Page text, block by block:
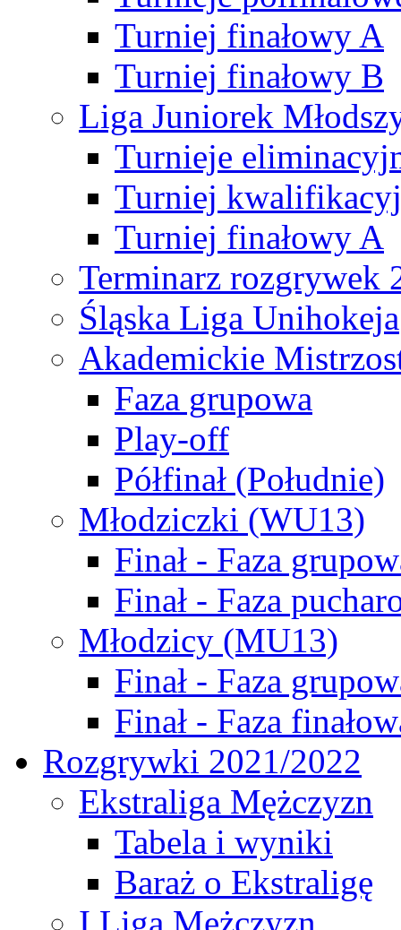
Turniej finałowy A
Turniej finałowy B
Liga Juniorek
Turnieje
Turniej
Turniej finałowy A
Terminarz rozgrywek
Śląska Liga Unihokeja
Akademickie
Faza grupowa
Play-off
Półfinał (Południe)
Młodziczki (WU13)
Finał - Faza
Finał - Faza
Młodzicy (MU13)
Finał - Faza
Finał - Faza
Rozgrywki 2021/2022
Ekstraliga Mężczyzn
Tabela i wyniki
Baraż o Ekstraligę
I Liga Mężczyzn